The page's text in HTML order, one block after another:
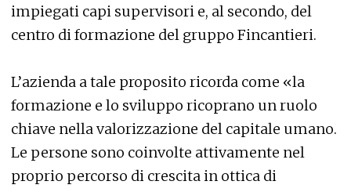
impiegati capi supervisori e, al secondo, del
centro di formazione del gruppo Fincantieri.
L’azienda a tale proposito ricorda come «la
formazione e lo sviluppo ricoprano un ruolo
chiave nella valorizzazione del capitale umano.
Le persone sono coinvolte attivamente nel
proprio percorso di crescita in ottica di